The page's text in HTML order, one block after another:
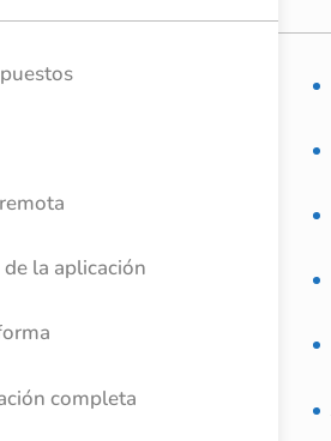
la aplicación
completa